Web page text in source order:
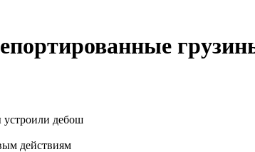
действиям